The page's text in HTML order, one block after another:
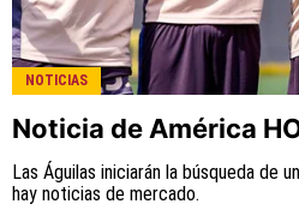
NOTICIAS
Noticia de América
Las Águilas iniciarán la búsqueda de
hay noticias de mercado.